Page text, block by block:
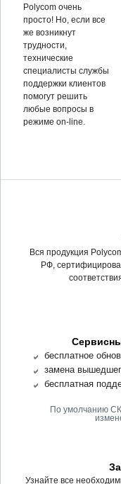
Polycom очень
просто! Но, если все
же возникнут
трудности,
технические
специалисты службы
поддержки клиентов
помогут решить
любые вопросы в
режиме on-line.
Вся продукция
РФ,
бесплатное
замена
бесплатная
По умолчанию
Узнайте все